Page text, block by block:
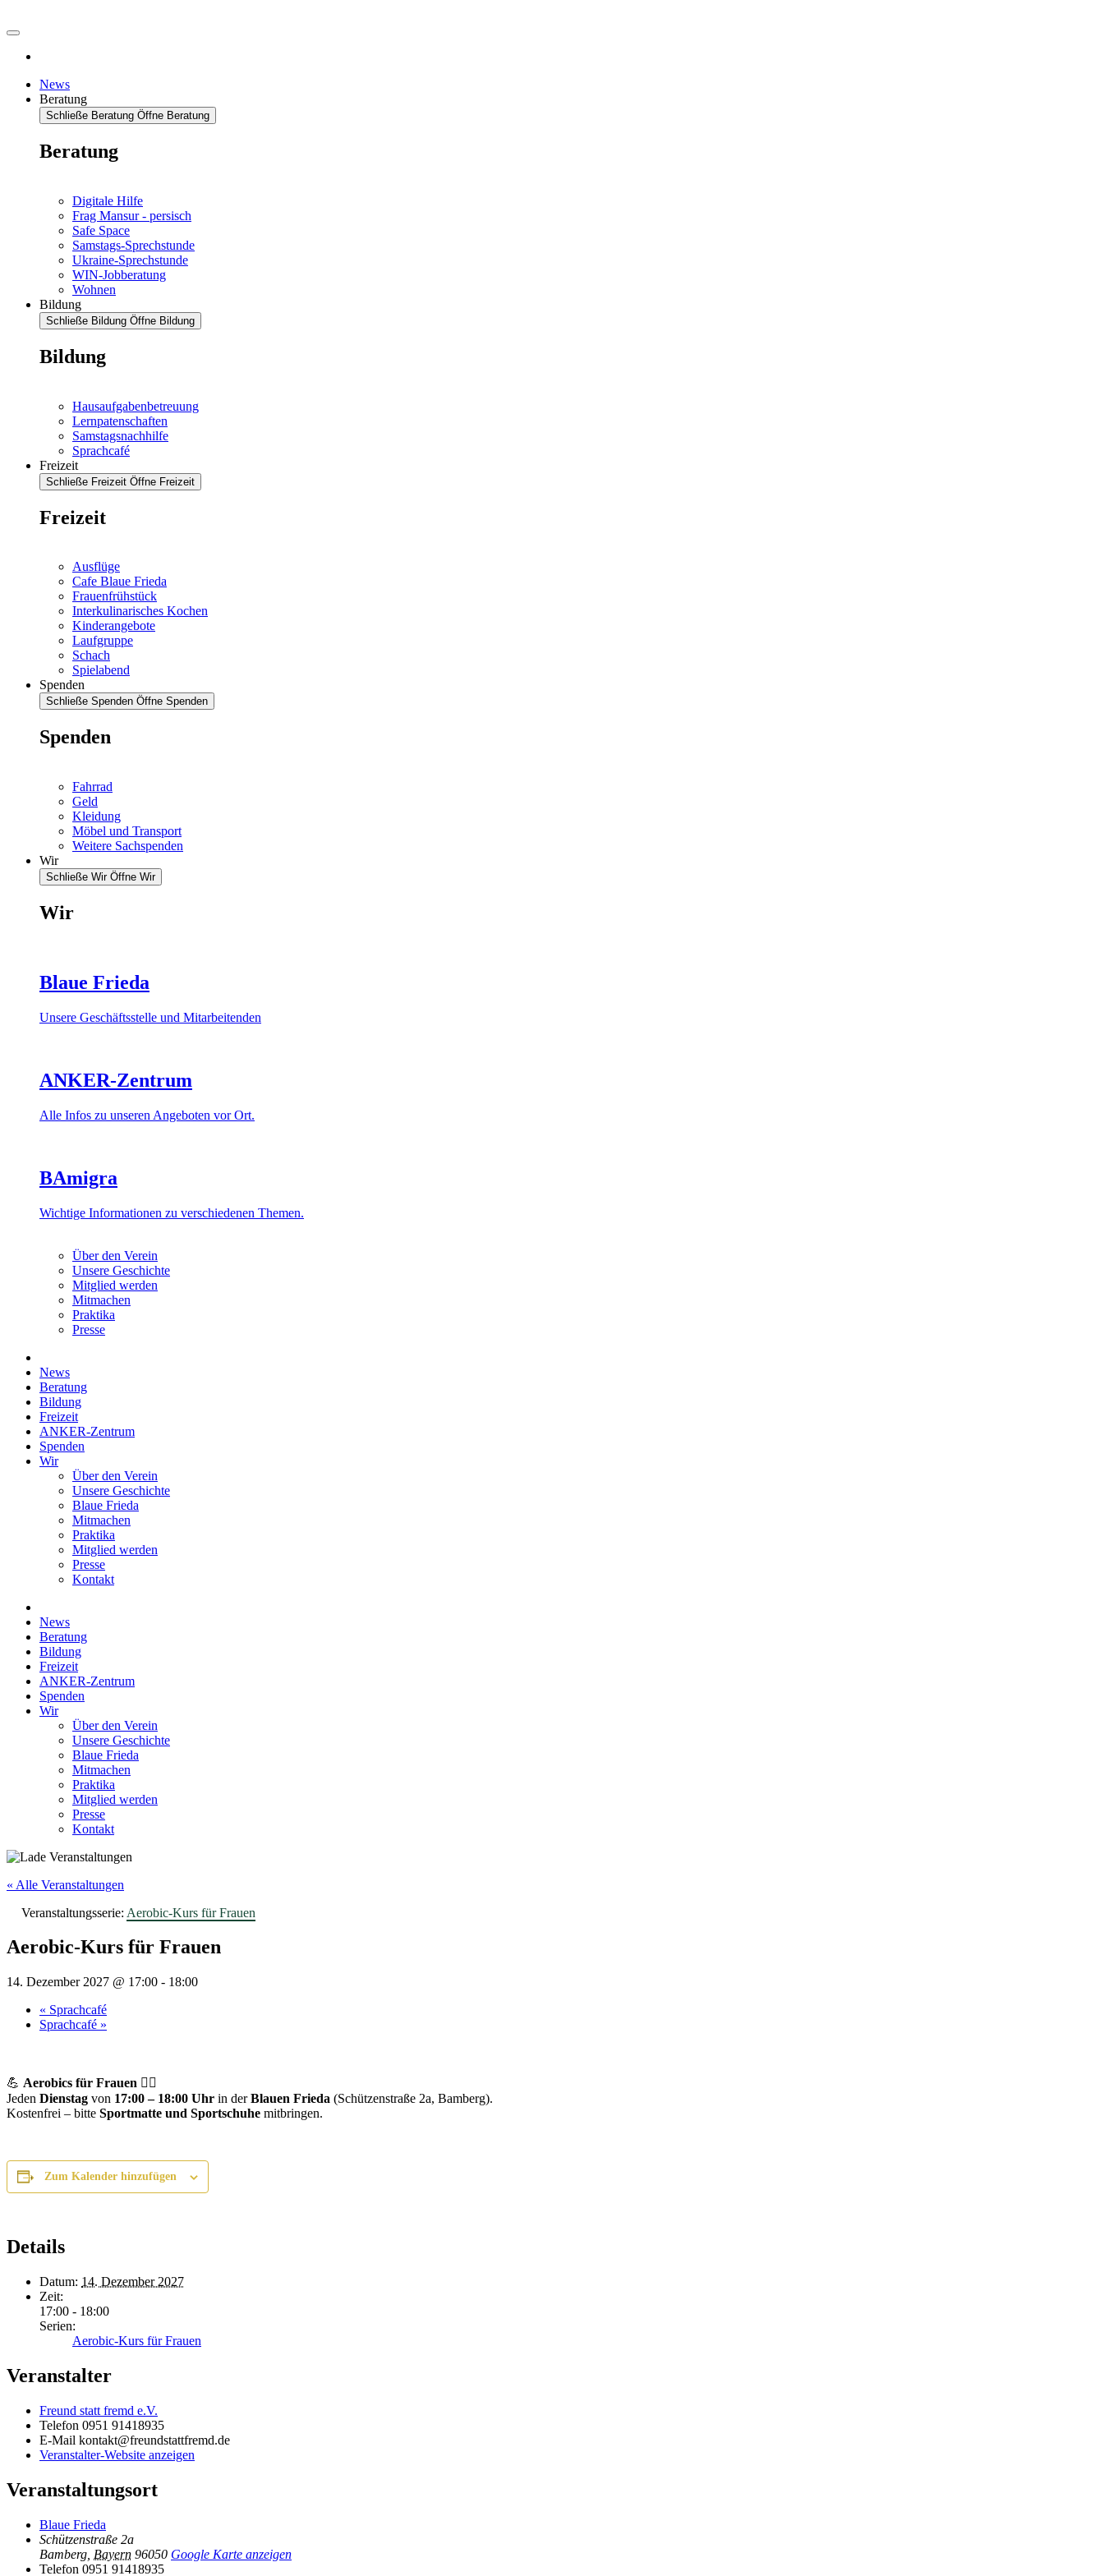
News
Beratung
Schließe Beratung Öffne Beratung
Beratung
Digitale Hilfe
Frag Mansur - persisch
Safe Space
Samstags-Sprechstunde
Ukraine-Sprechstunde
WIN-Jobberatung
Wohnen
Bildung
Schließe Bildung Öffne Bildung
Bildung
Hausaufgabenbetreuung
Lernpatenschaften
Samstagsnachhilfe
Sprachcafé
Freizeit
Schließe Freizeit Öffne Freizeit
Freizeit
Ausflüge
Cafe Blaue Frieda
Frauenfrühstück
Interkulinarisches Kochen
Kinderangebote
Laufgruppe
Schach
Spielabend
Spenden
Schließe Spenden Öffne Spenden
Spenden
Fahrrad
Geld
Kleidung
Möbel und Transport
Weitere Sachspenden
Wir
Schließe Wir Öffne Wir
Wir
Blaue Frieda
Unsere Geschäftsstelle und Mitarbeitenden
ANKER-Zentrum
Alle Infos zu unseren Angeboten vor Ort.
BAmigra
Wichtige Informationen zu verschiedenen Themen.
Über den Verein
Unsere Geschichte
Mitglied werden
Mitmachen
Praktika
Presse
News
Beratung
Bildung
Freizeit
ANKER-Zentrum
Spenden
Wir
Über den Verein
Unsere Geschichte
Blaue Frieda
Mitmachen
Praktika
Mitglied werden
Presse
Kontakt
News
Beratung
Bildung
Freizeit
ANKER-Zentrum
Spenden
Wir
Über den Verein
Unsere Geschichte
Blaue Frieda
Mitmachen
Praktika
Mitglied werden
Presse
Kontakt
« Alle Veranstaltungen
Veranstaltungsserie: Aerobic-Kurs für Frauen
Aerobic-Kurs für Frauen
14. Dezember 2027 @ 17:00 - 18:00
« Sprachcafé
Sprachcafé »
💪 Aerobics für Frauen 🤸‍♀️
Jeden Dienstag von 17:00 – 18:00 Uhr in derBlauen Frieda (Schützenstraße 2a, Bamberg).
Kostenfrei – bitte Sportmatte und Sportschuhe mitbringen.
Zum Kalender hinzufügen
Details
Datum: 14. Dezember 2027
Zeit:
17:00 - 18:00
Serien:
Aerobic-Kurs für Frauen
Veranstalter
Freund statt fremd e.V.
Telefon 0951 91418935
E-Mail kontakt@freundstattfremd.de
Veranstalter-Website anzeigen
Veranstaltungsort
Blaue Frieda
Schützenstraße 2a
Bamberg Bayern 96050 Google Karte anzeigen
Telefon 0951 91418935